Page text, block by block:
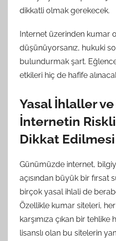
dikkatli olmak gerekecek.
Internet üzerinden kumar
düşünüyorsanız, hukuki
bulundurmak şart.
etkileri hiç de hafife
Yasal İhlaller
İnternetin
Dikkat
Günümüzde internet,
açısından büyük bir fırsat
birçok yasal ihlali de
Özellikle kumar siteleri,
karşımıza çıkan bir
lisanslı olan bu sitelerin